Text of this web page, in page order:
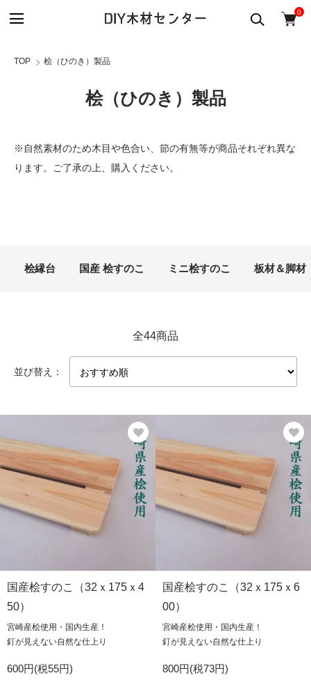
0
TOP 桧（ひのき）製品
桧（ひのき）製品
※自然素材のため木目や色合い、節の有無等が商品それぞれ異な
ります。ご了承の上、購入ください。
桧縁台 国産 桧すのこ ミニ桧すのこ 板材＆脚材
全44商品
並び替え：
国産桧すのこ（32ｘ175ｘ4
50）
宮崎産桧使用・国内生産！
釘が見えない自然な仕上り
600円(税55円)
国産桧すのこ（32ｘ175ｘ6
00）
宮崎産桧使用・国内生産！
釘が見えない自然な仕上り
800円(税73円)